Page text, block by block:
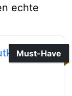
echte
Must-Have